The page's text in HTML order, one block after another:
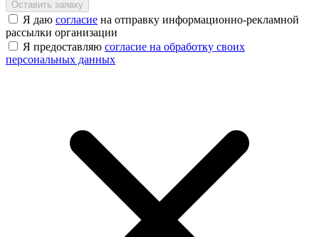
Я даю согласие на отправку информационно-рекламной
рассылки организации
Я предоставляю согласие на обработку своих
персональных данных